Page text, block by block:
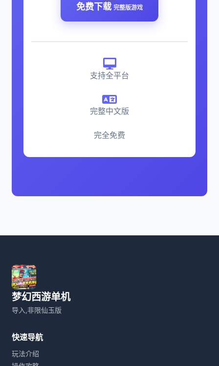
免费下载 完整版游戏
支持全平台
完整中文版
完全免费
梦幻西游单机
导入,非限仙玉版
快速导航
玩法介绍